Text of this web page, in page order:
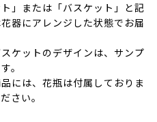
」または「バスケット」と記
器にアレンジした状態でお届
ケットのデザインは、サンプ
。
には、花瓶は付属しておりま
さい。